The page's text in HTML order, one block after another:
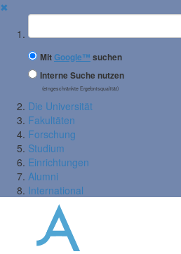
✖
Suchbegriff
MitGoogle™ suchen
Interne Suche nutzen
(eingeschränkte Ergebnisqualität)
Die Universität
Fakultäten
Forschung
Studium
Einrichtungen
Alumni
International